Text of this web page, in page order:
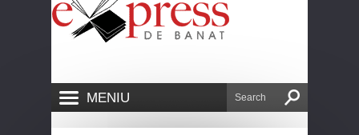
MENIU